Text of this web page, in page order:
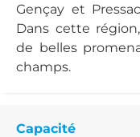
Gençay et
Dans cette
de belles
champs.
Capacité